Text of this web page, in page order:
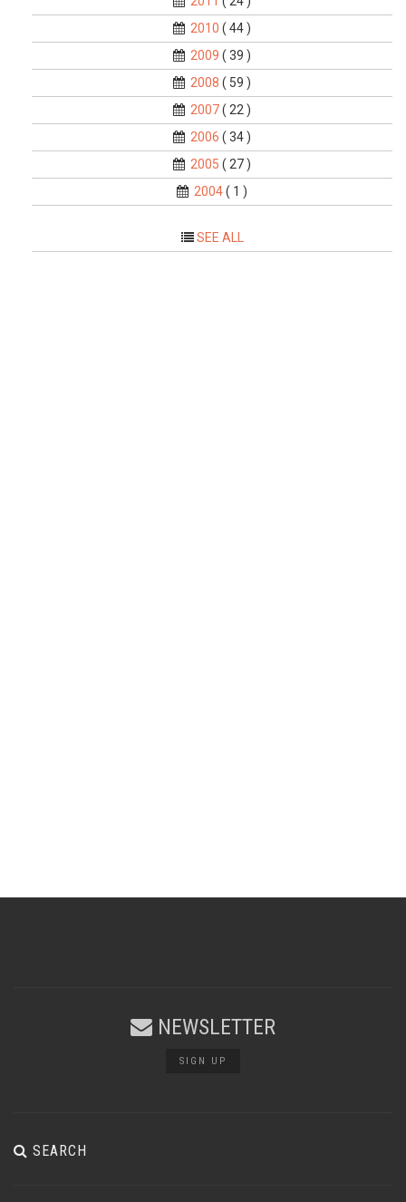
2010 ( 44 )
2009 ( 39 )
2008 ( 59 )
2007( 22 )
2006 ( 34 )
2005 ( 27 )
2004( 1 )
SEE ALL
NEWSLETTER
SIGN UP
SEARCH